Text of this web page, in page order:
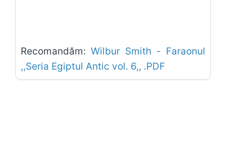
Recomandăm: Wilbur Smith - Faraonul
,,Seria Egiptul Antic vol. 6,, .PDF